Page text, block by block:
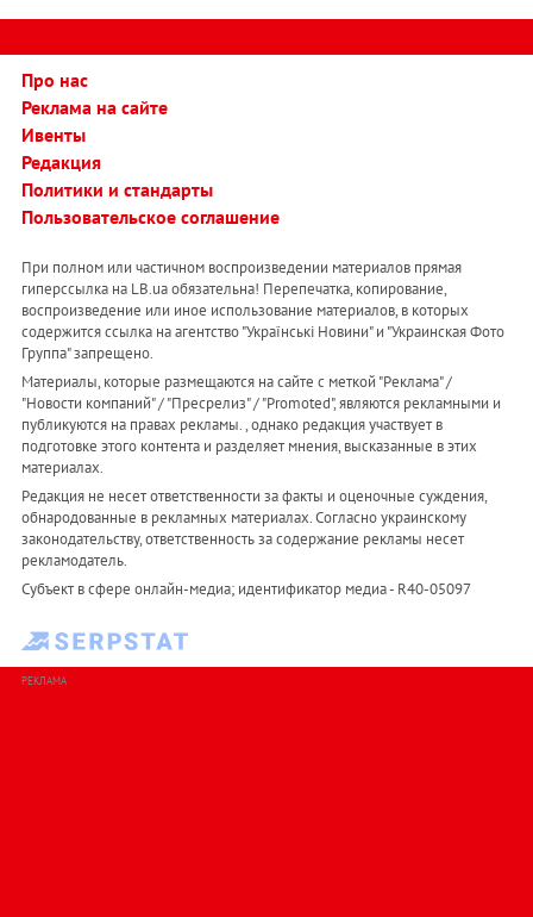
Про нас
Реклама на сайте
Ивенты
Редакция
Политики и стандарты
Пользовательское соглашение
При полном или частичном воспроизведении материалов прямая
гиперссылка на LB.ua обязательна! Перепечатка, копирование,
воспроизведение или иное использование материалов, в которых
содержится ссылка на агентство "Українськi Новини" и "Украинская Фото
Группа" запрещено.
Материалы, которые размещаются на сайте с меткой "Реклама" /
"Новости компаний" / "Пресрелиз" / "Promoted", являются рекламными и
публикуются на правах рекламы. , однако редакция участвует в
подготовке этого контента и разделяет мнения, высказанные в этих
материалах.
Редакция не несет ответственности за факты и оценочные суждения,
обнародованные в рекламных материалах. Согласно украинскому
законодательству, ответственность за содержание рекламы несет
рекламодатель.
Субъект в сфере онлайн-медиа; идентификатор медиа - R40-05097
РЕКЛАМА